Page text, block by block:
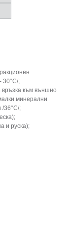
30°C/;
връзка към външно
минерални
/36°C/;
и руска);